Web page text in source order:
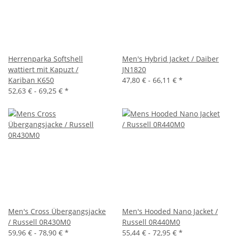
Herrenparka Softshell
wattiert mit Kapuzt /
Kariban K650
52,63 € - 69,25 € *
Men's Hybrid Jacket / Daiber
JN1820
47,80 € - 66,11 € *
Men's Cross Übergangsjacke
/ Russell 0R430M0
59,96 € - 78,90 € *
Men's Hooded Nano Jacket /
Russell 0R440M0
55,44 € - 72,95 € *